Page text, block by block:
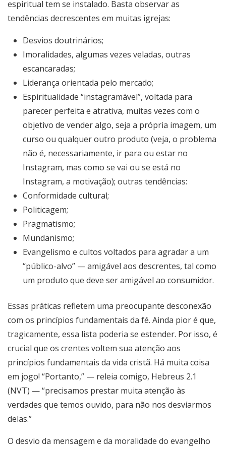
espiritual tem se instalado. Basta observar as
tendências decrescentes em muitas igrejas:
Desvios doutrinários;
Imoralidades, algumas vezes veladas, outras
escancaradas;
Liderança orientada pelo mercado;
Espiritualidade “instagramável”, voltada para
parecer perfeita e atrativa, muitas vezes com o
objetivo de vender algo, seja a própria imagem, um
curso ou qualquer outro produto (veja, o problema
não é, necessariamente, ir para ou estar no
Instagram, mas como se vai ou se está no
Instagram, a motivação); outras tendências:
Conformidade cultural;
Politicagem;
Pragmatismo;
Mundanismo;
Evangelismo e cultos voltados para agradar a um
“público-alvo” — amigável aos descrentes, tal como
um produto que deve ser amigável ao consumidor.
Essas práticas refletem uma preocupante desconexão
com os princípios fundamentais da fé. Ainda pior é que,
tragicamente, essa lista poderia se estender. Por isso, é
crucial que os crentes voltem sua atenção aos
princípios fundamentais da vida cristã. Há muita coisa
em jogo! “Portanto,” — releia comigo, Hebreus 2.1
(NVT) — “precisamos prestar muita atenção às
verdades que temos ouvido, para não nos desviarmos
delas.”
O desvio da mensagem e da moralidade do evangelho